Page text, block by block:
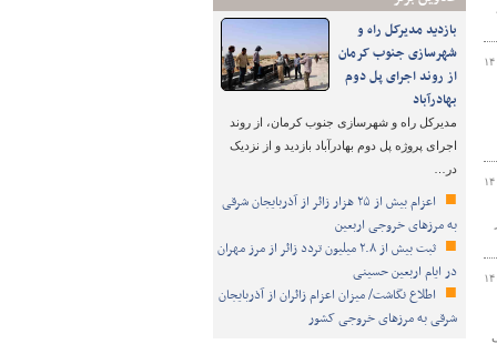
بازدید مدیرکل راه و
شهرسازی جنوب کرمان
از روند اجرای پل دوم
بهادرآباد
مدیرکل راه و شهرسازی جنوب کرمان، از روند
اجرای پروژه پل دوم بهادرآباد بازدید و از نزدیک
در…
اعزام بیش از ۲۵ هزار زائر از آذربایجان شرقی
به مرزهای خروجی اربعین
ثبت بیش از ۲.۸ میلیون تردد زائر از مرز مهران
در ایام اربعین حسینی
اطلاع نگاشت/ میزان اعزام زائران از آذربایجان
شرقی به مرزهای خروجی کشور